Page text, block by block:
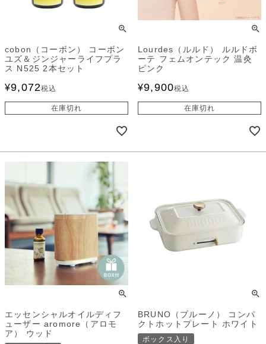
cobon（コーボン） コーボン
ユズ＆ジンジャーライフプラ
ス N525 2本セット
¥9,072税込
在庫切れ
Lourdes（ルルド） ルルドボ
ーテ フェムオンテック 温灸
ピンク
¥9,900税込
在庫切れ
エッセンシャルオイルディフ
ューザー aromore（アロモ
ア） ウッド
BRUNO（ブルーノ） コンパ
クトホットプレート ホワイト
ボックス入り